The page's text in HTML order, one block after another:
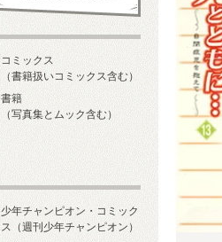
コミックス
（書籍扱いコミックス含む）
書籍
（写真集とムック含む）
少年チャンピオン・コミック
ス（週刊少年チャンピオン）